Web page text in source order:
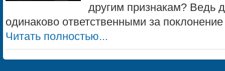
другим признакам? Ведь
одинаково ответственными за
Читать полностью...